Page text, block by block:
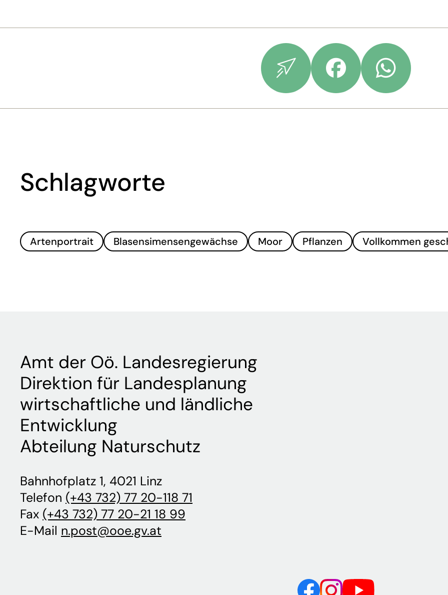
Schlagworte
Artenportrait Blasensimensengewächse Moor Pflanzen Vollkommen
Amt der Oö. Landesregierung
Direktion für Landesplanung
wirtschaftliche und ländliche
Entwicklung
Abteilung Naturschutz
Bahnhofplatz 1, 4021 Linz
Telefon (+43 732) 77 20-118 71
Fax (+43 732) 77 20-21 18 99
E-Mail n.post@ooe.gv.at